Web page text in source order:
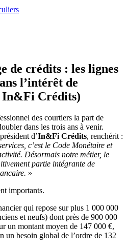
de crédits : les lignes
l’intérêt de
In&Fi Crédits)
des courtiers la part de
dans les trois ans à venir.
d’In&Fi Crédits, renchérit :
c’est le Code Monétaire et
Désormais notre métier, le
partie intégrante de
»
importants.
qui repose sur plus 1 000 000
et neufs) dont près de 900 000
un montant moyen de 147 000 €,
un besoin global de l’ordre de 132